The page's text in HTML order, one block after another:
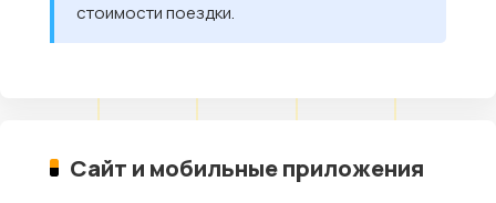
стоимости поездки.
Сайт и мобильные приложения